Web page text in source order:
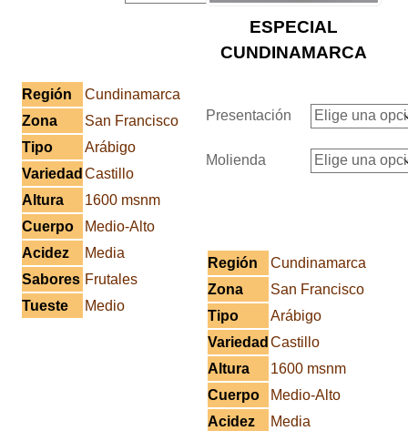
Región
Cundinamarca
Zona
San Francisco
Tipo
Arábigo
Variedad Castillo
Altura
1600 msnm
Cuerpo
Medio-Alto
Acidez
Media
Sabores Frutales
Tueste
Medio
ESPECIAL
CUNDINAMARCA
Presentación
Molienda
Región
Cundinamarca
Zona
San Francisco
Tipo
Arábigo
Variedad Castillo
Altura
1600 msnm
Cuerpo
Medio-Alto
Acidez
Media